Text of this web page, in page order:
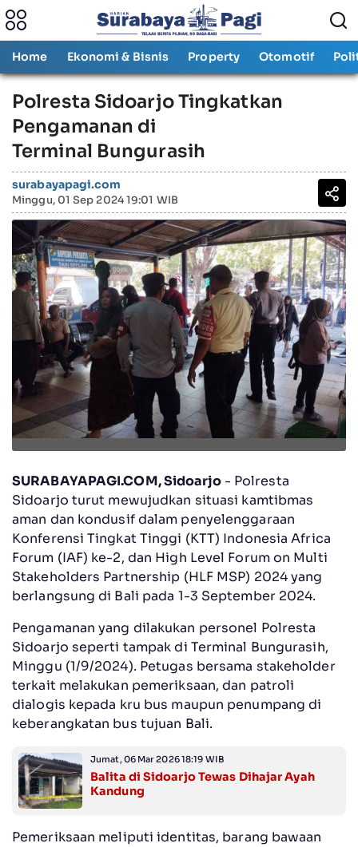
Home Ekonomi & Bisnis Property Otomotif
Polresta Sidoarjo Tingkatkan
Pengamanan di
Terminal Bungurasih
surabayapagi.com
Minggu, 01 Sep 2024 19:01 WIB
SURABAYAPAGI.COM, Sidoarjo- Polresta
Sidoarjo turut mewujudkan situasi kamtibmas
aman dan kondusif dalam penyelenggaraan
Konferensi Tingkat Tinggi (KTT) Indonesia Africa
Forum (IAF) ke-2, dan High Level Forum on Multi
Stakeholders Partnership (HLF MSP) 2024 yang
berlangsung di Bali pada 1-3 September 2024.
Pengamanan yang dilakukan personel Polresta
Sidoarjo seperti tampak di Terminal Bungurasih,
Minggu (1/9/2024). Petugas bersama stakeholder
terkait melakukan pemeriksaan, dan patroli
dialogis kepada kru bus maupun penumpang di
keberangkatan bus tujuan Bali.
Jumat, 06 Mar 2026 18:19 WIB
Balita di Sidoarjo Tewas Dihajar Ayah
Kandung
Pemeriksaan meliputi identitas, barang bawaan